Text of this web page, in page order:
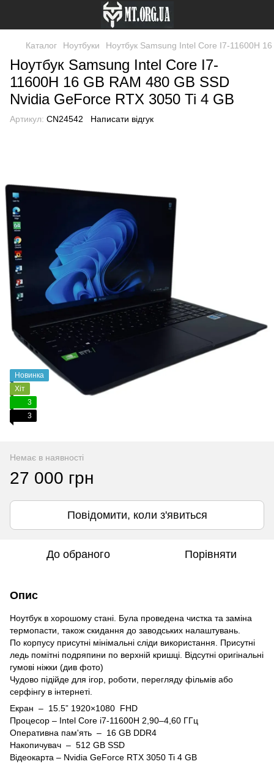
Каталог Ноутбуки Ноутбук Samsung Intel Core I7-11600H
Ноутбук Samsung Intel Core I7-
11600H 16 GB RAM 480 GB SSD
Nvidia GeForce RTX 3050 Ti 4 GB
Артикул: CN24542 Написати відгук
Новинка
Хіт
3
3
Немає в наявності
27 000 грн
Повідомити, коли з'явиться
До обраного Порівняти
Опис
Ноутбук в хорошому стані. Була проведена чистка та заміна
термопасти, також скидання до заводських налаштувань.
По корпусу присутні мінімальні сліди використання. Присутні
ледь помітні подряпини по верхній кришці. Відсутні оригінальні
гумові ніжки (див фото)
Чудово підійде для ігор, роботи, перегляду фільмів або
серфінгу в інтернеті.
Екран – 15.5” 1920×1080 FHD
Процесор – Intel Core i7-11600H 2,90–4,60 ГГц
Оперативна пам'ять – 16 GB DDR4
Накопичувач – 512 GB SSD
Відеокарта – Nvidia GeForce RTX 3050 Ti 4 GB